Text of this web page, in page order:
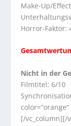
Make-Up/
Horror-Faktor:
Nicht in der
Filmtitel: 6/10
[/vc_column][/